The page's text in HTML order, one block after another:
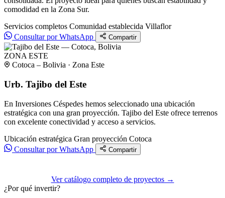
comodidad en la Zona Sur.
Servicios completos Comunidad establecida Villaflor
Consultar por WhatsApp
Compartir
ZONA ESTE
Cotoca – Bolivia · Zona Este
Urb. Tajibo del Este
En Inversiones Céspedes hemos seleccionado una ubicación
estratégica con una gran proyección. Tajibo del Este ofrece terrenos
con excelente conectividad y acceso a servicios.
Ubicación estratégica Gran proyección Cotoca
Consultar por WhatsApp
Compartir
Ver catálogo completo de proyectos →
¿Por qué invertir?